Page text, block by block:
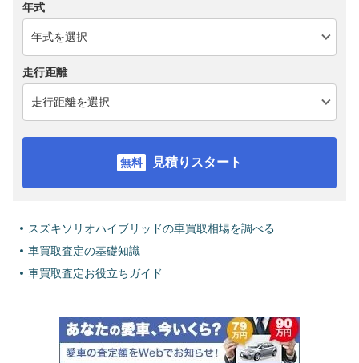
年式
走行距離
見積りスタート
スズキソリオハイブリッドの車買取相場を調べる
車買取査定の基礎知識
車買取査定お役立ちガイド